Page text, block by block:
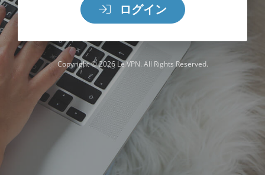
ログイン
Copyright © 2026 Le VPN. All Rights Reserved.